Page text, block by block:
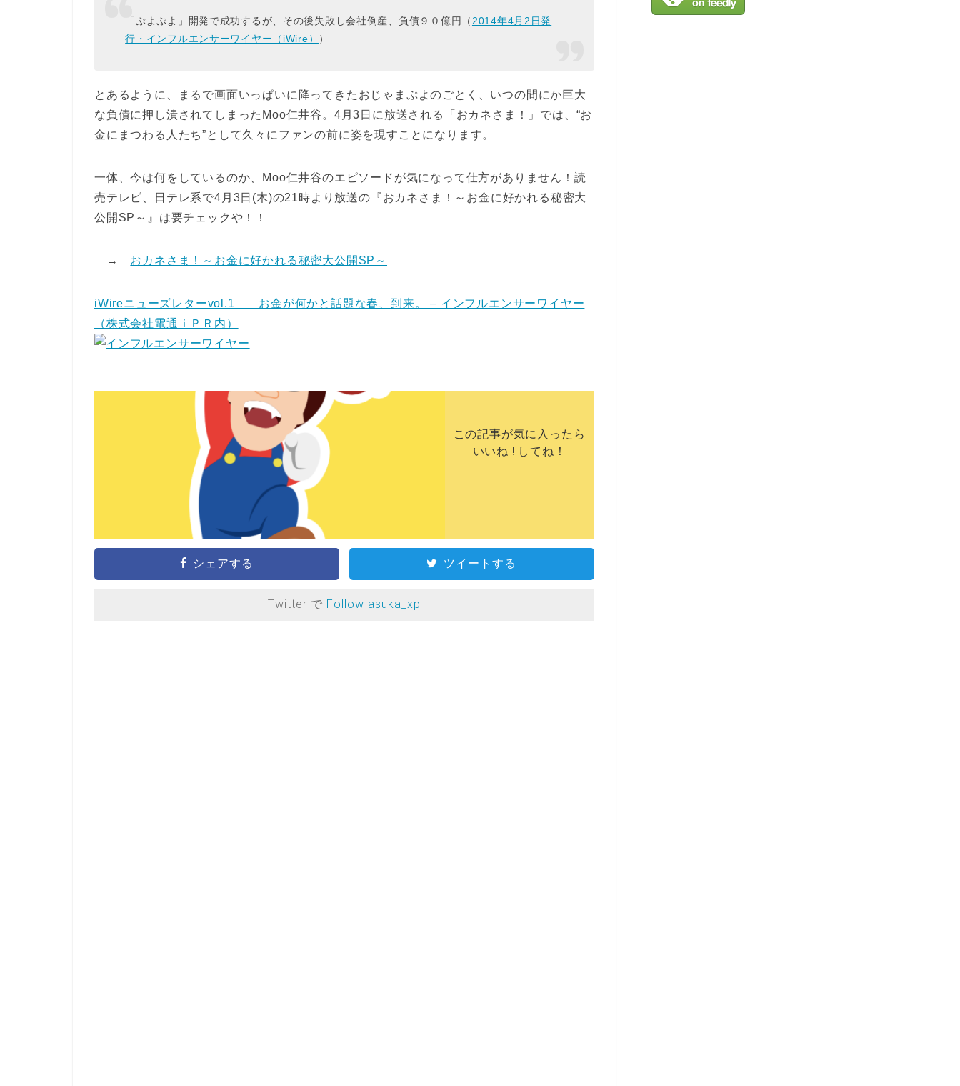
「ぷよぷよ」開発で成功するが、その後失敗し会社倒産、負債９０億円（ 2014年4月2日発
行・インフルエンサーワイヤー（iWire）
）
とあるように、まるで画面いっぱいに降ってきたおじゃまぷよのごとく、いつの間にか巨大
な負債に押し潰されてしまったMoo仁井谷。4月3日に放送される「おカネさま！」では、“お
金にまつわる人たち”として久々にファンの前に姿を現すことになります。
一体、今は何をしているのか、Moo仁井谷のエピソードが気になって仕方がありません！読
売テレビ、日テレ系で4月3日(木)の21時より放送の『おカネさま！～お金に好かれる秘密大
公開SP～』は要チェックや！！
→ おカネさま！～お金に好かれる秘密大公開SP～
iWireニューズレターvol.1 お金が何かと話題な春、到来。 – インフルエンサーワイヤー
（株式会社電通ｉＰＲ内）
この記事が気に入ったら
いいね ! してね！
シェアする ツイートする
Twitter で Follow asuka_xp